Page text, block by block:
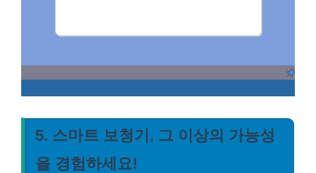
5. 스마트 보청기, 그 이상의 가능성
을 경험하세요!